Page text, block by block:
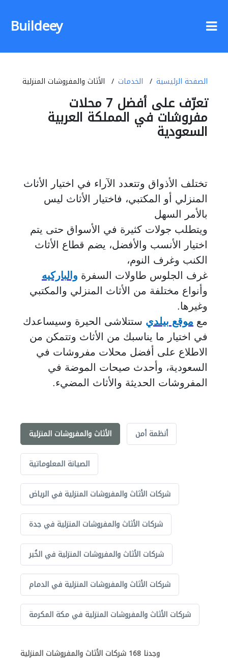
Buildeey
الصفحة الرئيسية الخدمات الأثاث والمفروشات المنزلية
تعرّف على أفضل 7 محلات
مفروشات في المملكة العربية
السعودية
تختلف الأذواق وتتعدد الآراء في اختيار الأثاث
المنزلي أو المكتبي، فاختيار الأثاث ليس
بالأمر السهل
ويتطلب جولات كثيرة في الأسواق حتى يتم
اختيار الأنسب والأفضل، يضم قطاع الأثاث
الكنب وغرف النوم،
غرف الجلوس طاولات السفرة والباركيه
وأنواع مختلفة من الأثاث المنزلي والمكتبي
وغيرها.
مع موقع بيلدي ستتلاشى الحيرة وسيساعدك
في اختيار ما يناسبك من الأثاث وتتمكن من
الاطلاع على أفضل محلات مفروشات في
السعودية، وأحدث صيحات الموضة في
المفروشات الحديثة والأثاث المضيء.
الأثاث والمفروشات المنزلية أنظمة أمن
الصيانة المعلوماتية
شركات الأثاث والمفروشات المنزلية في الرياض
شركات الأثاث والمفروشات المنزلية في جدة
شركات الأثاث والمفروشات المنزلية في الخُبر
شركات الأثاث والمفروشات المنزلية في الدمام
شركات الأثاث والمفروشات المنزلية في مكة المكرمة
وجدنا 168 شركات الأثاث والمفروشات المنزلية